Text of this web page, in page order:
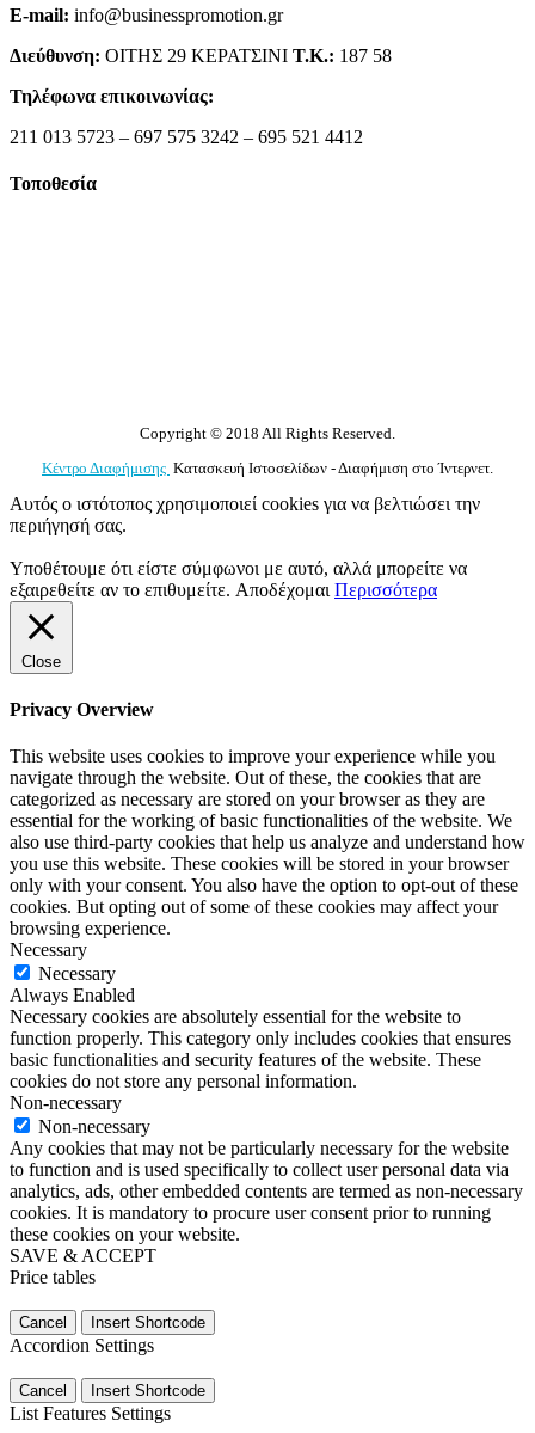
E-mail: info@businesspromotion.gr
Διεύθυνση: ΟΙΤΗΣ 29 ΚΕΡΑΤΣΙΝΙ Τ.Κ.: 187 58
Τηλέφωνα επικοινωνίας:
211 013 5723 – 697 575 3242 – 695 521 4412
Τοποθεσία
Copyright © 2018 All Rights Reserved.
Κέντρο Διαφήμισης Κατασκευή Ιστοσελίδων - Διαφήμιση στο Ίντερνετ.
Αυτός ο ιστότοπος χρησιμοποιεί cookies για να βελτιώσει την
περιήγησή σας.
Υποθέτουμε ότι είστε σύμφωνοι με αυτό, αλλά μπορείτε να
εξαιρεθείτε αν το επιθυμείτε. Αποδέχομαι Περισσότερα
Close
Privacy Overview
This website uses cookies to improve your experience while you
navigate through the website. Out of these, the cookies that are
categorized as necessary are stored on your browser as they are
essential for the working of basic functionalities of the website. We
also use third-party cookies that help us analyze and understand how
you use this website. These cookies will be stored in your browser
only with your consent. You also have the option to opt-out of these
cookies. But opting out of some of these cookies may affect your
browsing experience.
Necessary
Necessary
Always Enabled
Necessary cookies are absolutely essential for the website to
function properly. This category only includes cookies that ensures
basic functionalities and security features of the website. These
cookies do not store any personal information.
Non-necessary
Non-necessary
Any cookies that may not be particularly necessary for the website
to function and is used specifically to collect user personal data via
analytics, ads, other embedded contents are termed as non-necessary
cookies. It is mandatory to procure user consent prior to running
these cookies on your website.
SAVE & ACCEPT
Price tables
Cancel Insert Shortcode
Accordion Settings
Cancel Insert Shortcode
List Features Settings